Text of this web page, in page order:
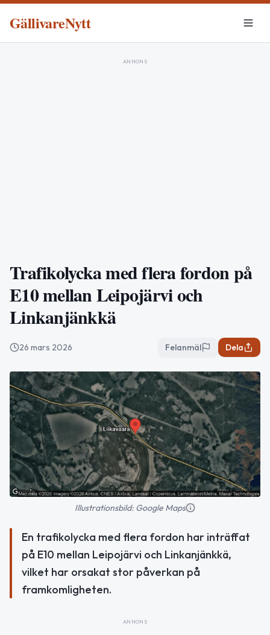
GällivareNytt
ANNONS
Trafikolycka med flera fordon på
E10 mellan Leipojärvi och
Linkanjänkkä
26 mars 2026 Felanmäl Dela
Illustrationsbild: Google Maps
En trafikolycka med flera fordon har inträffat
på E10 mellan Leipojärvi och Linkanjänkkä,
vilket har orsakat stor påverkan på
framkomligheten.
ANNONS